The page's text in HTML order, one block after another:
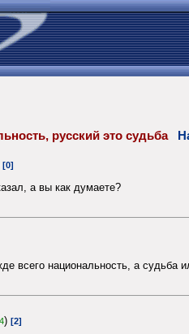
русский это судьба
[0]
а вы как думаете?
всего национальность, а судьба
) [2]